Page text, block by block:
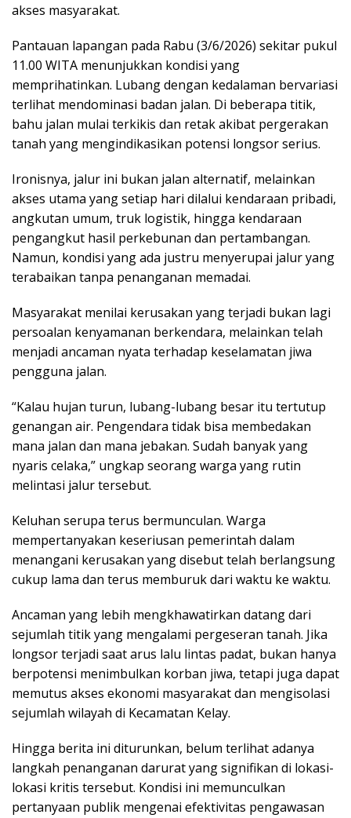
akses masyarakat.
Pantauan lapangan pada Rabu (3/6/2026) sekitar pukul
11.00 WITA menunjukkan kondisi yang
memprihatinkan. Lubang dengan kedalaman bervariasi
terlihat mendominasi badan jalan. Di beberapa titik,
bahu jalan mulai terkikis dan retak akibat pergerakan
tanah yang mengindikasikan potensi longsor serius.
Ironisnya, jalur ini bukan jalan alternatif, melainkan
akses utama yang setiap hari dilalui kendaraan pribadi,
angkutan umum, truk logistik, hingga kendaraan
pengangkut hasil perkebunan dan pertambangan.
Namun, kondisi yang ada justru menyerupai jalur yang
terabaikan tanpa penanganan memadai.
Masyarakat menilai kerusakan yang terjadi bukan lagi
persoalan kenyamanan berkendara, melainkan telah
menjadi ancaman nyata terhadap keselamatan jiwa
pengguna jalan.
“Kalau hujan turun, lubang-lubang besar itu tertutup
genangan air. Pengendara tidak bisa membedakan
mana jalan dan mana jebakan. Sudah banyak yang
nyaris celaka,” ungkap seorang warga yang rutin
melintasi jalur tersebut.
Keluhan serupa terus bermunculan. Warga
mempertanyakan keseriusan pemerintah dalam
menangani kerusakan yang disebut telah berlangsung
cukup lama dan terus memburuk dari waktu ke waktu.
Ancaman yang lebih mengkhawatirkan datang dari
sejumlah titik yang mengalami pergeseran tanah. Jika
longsor terjadi saat arus lalu lintas padat, bukan hanya
berpotensi menimbulkan korban jiwa, tetapi juga dapat
memutus akses ekonomi masyarakat dan mengisolasi
sejumlah wilayah di Kecamatan Kelay.
Hingga berita ini diturunkan, belum terlihat adanya
langkah penanganan darurat yang signifikan di lokasi-
lokasi kritis tersebut. Kondisi ini memunculkan
pertanyaan publik mengenai efektivitas pengawasan